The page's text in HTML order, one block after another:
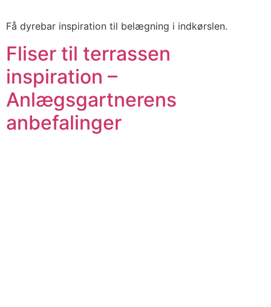
Få dyrebar inspiration til belægning i indkørslen.
Fliser til terrassen
inspiration –
Anlægsgartnerens
anbefalinger